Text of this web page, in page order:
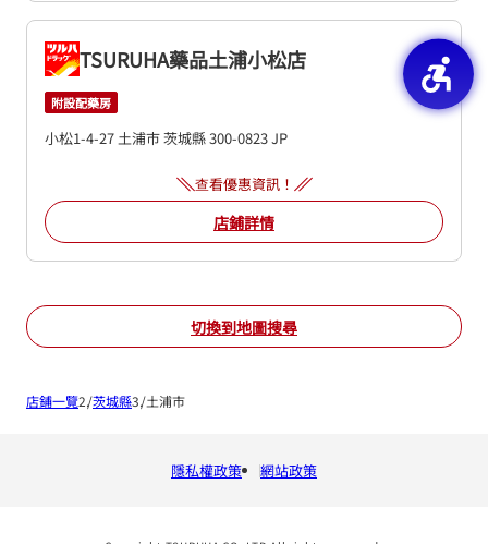
TSURUHA藥品土浦小松店
附設配藥房
小松1-4-27土浦市茨城縣300-0823JP
查看優惠資訊！
店鋪詳情
切換到地圖搜尋
店鋪一覽 茨城縣 土浦市
隱私權政策 網站政策